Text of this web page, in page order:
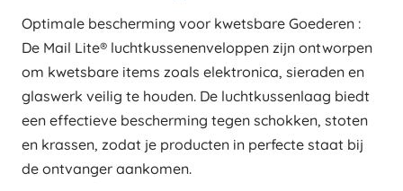
Optimale bescherming voor kwetsbare Goederen :
De Mail Lite® luchtkussenenveloppen zijn ontworpen
om kwetsbare items zoals elektronica, sieraden en
glaswerk veilig te houden. De luchtkussenlaag biedt
een effectieve bescherming tegen schokken, stoten
en krassen, zodat je producten in perfecte staat bij
de ontvanger aankomen.